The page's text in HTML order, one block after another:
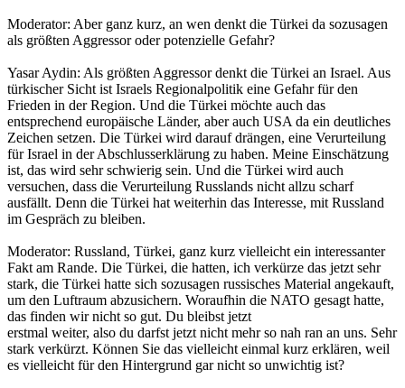
Moderator: Aber ganz kurz, an wen denkt die Türkei da sozusagen
als größten Aggressor oder potenzielle Gefahr?
Yasar Aydin: Als größten Aggressor denkt die Türkei an Israel. Aus
türkischer Sicht ist Israels Regionalpolitik eine Gefahr für den
Frieden in der Region. Und die Türkei möchte auch das
entsprechend europäische Länder, aber auch USA da ein deutliches
Zeichen setzen. Die Türkei wird darauf drängen, eine Verurteilung
für Israel in der Abschlusserklärung zu haben. Meine Einschätzung
ist, das wird sehr schwierig sein. Und die Türkei wird auch
versuchen, dass die Verurteilung Russlands nicht allzu scharf
ausfällt. Denn die Türkei hat weiterhin das Interesse, mit Russland
im Gespräch zu bleiben.
Moderator: Russland, Türkei, ganz kurz vielleicht ein interessanter
Fakt am Rande. Die Türkei, die hatten, ich verkürze das jetzt sehr
stark, die Türkei hatte sich sozusagen russisches Material angekauft,
um den Luftraum abzusichern. Woraufhin die NATO gesagt hatte,
das finden wir nicht so gut. Du bleibst jetzt
erstmal weiter, also du darfst jetzt nicht mehr so nah ran an uns. Sehr
stark verkürzt. Können Sie das vielleicht einmal kurz erklären, weil
es vielleicht für den Hintergrund gar nicht so unwichtig ist?